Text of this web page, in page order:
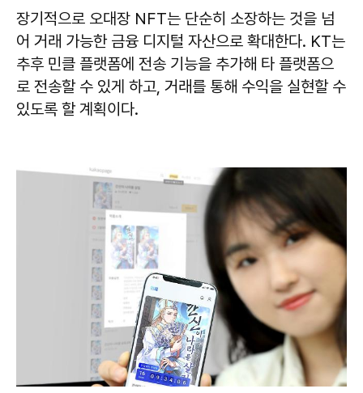
장기적으로 오대장 NFT는 단순히 소장하는 것을 넘
어 거래 가능한 금융 디지털 자산으로 확대한다. KT는
추후 민클 플랫폼에 전송 기능을 추가해 타 플랫폼으
로 전송할 수 있게 하고, 거래를 통해 수익을 실현할 수
있도록 할 계획이다.